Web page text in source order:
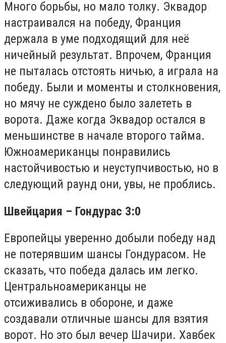
Много борьбы, но мало толку. Эквадор
настраивался на победу, Франция
держала в уме подходящий для неё
ничейный результат. Впрочем, Франция
не пыталась отстоять ничью, а играла на
победу. Были и моменты и столкновения,
но мячу не суждено было залететь в
ворота. Даже когда Эквадор остался в
меньшинстве в начале второго тайма.
Южноамериканцы понравились
настойчивостью и неуступчивостью, но в
следующий раунд они, увы, не проблись.
Швейцария – Гондурас 3:0
Европейцы уверенно добыли победу над
не потерявшим шансы Гондурасом. Не
сказать, что победа далась им легко.
Центральноамериканцы не
отсиживались в обороне, и даже
создавали отличные шансы для взятия
ворот. Но это был вечер Шачири. Хавбек